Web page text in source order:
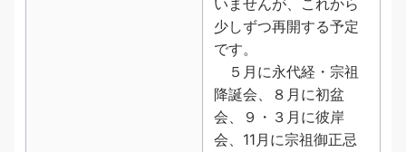
いませんが、これから
少しずつ再開する予定
です。
５月に永代経・宗祖
降誕会、８月に初盆
会、９・３月に彼岸
会、11月に宗祖御正忌